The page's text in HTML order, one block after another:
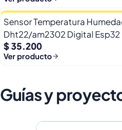
Sensor Temperatura
Dht22/am2302 Digital Esp32
$ 35.200
Ver producto
Guías y